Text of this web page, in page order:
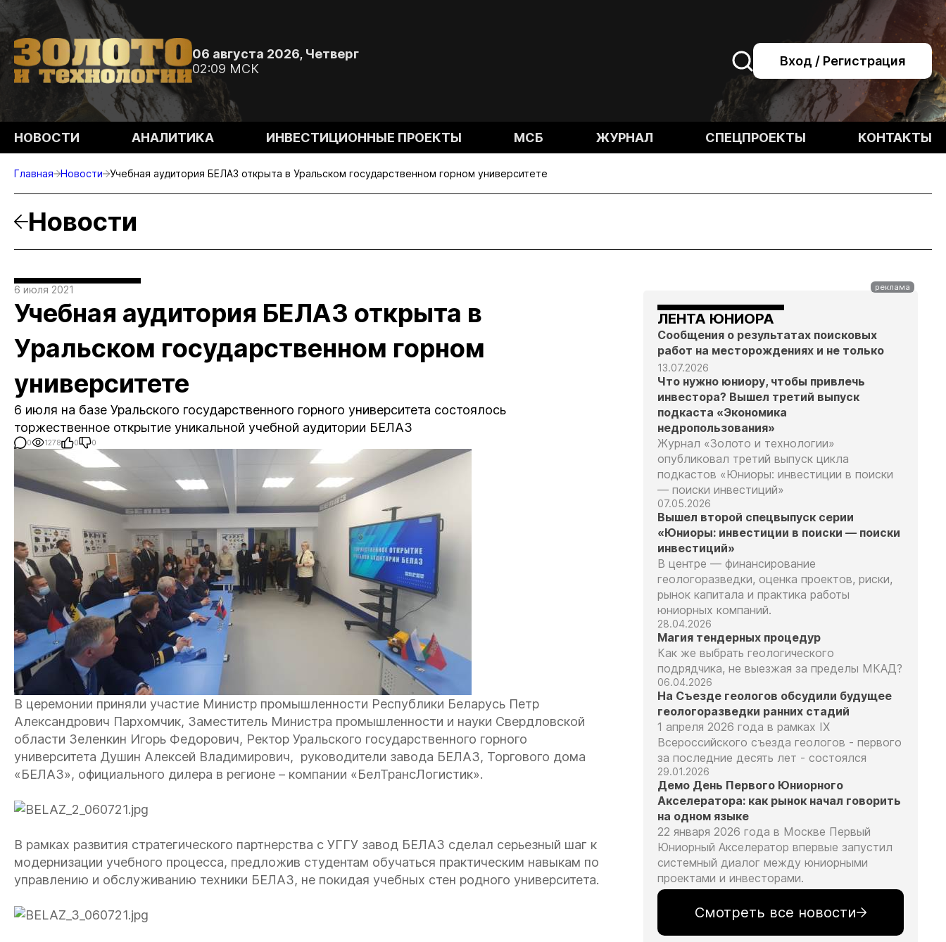
06 августа 2026, Четверг
02:09 МСК
Вход / Регистрация
НОВОСТИ АНАЛИТИКА ИНВЕСТИЦИОННЫЕ ПРОЕКТЫ МСБ ЖУРНАЛ СПЕЦПРОЕКТЫ КОНТАКТЫ
Главная Новости Учебная аудитория БЕЛАЗ открыта в Уральском государственном горном университете
Новости
6 июля 2021
Учебная аудитория БЕЛАЗ открыта в
Уральском государственном горном
университете
6 июля на базе Уральского государственного горного университета состоялось
торжественное открытие уникальной учебной аудитории БЕЛАЗ
0 1278 0 0
В церемонии приняли участие Министр промышленности Республики Беларусь Петр
Александрович Пархомчик, Заместитель Министра промышленности и науки Свердловской
области Зеленкин Игорь Федорович, Ректор Уральского государственного горного
университета Душин Алексей Владимирович, руководители завода БЕЛАЗ, Торгового дома
«БЕЛАЗ», официального дилера в регионе – компании «БелТрансЛогистик».
В рамках развития стратегического партнерства с УГГУ завод БЕЛАЗ сделал серьезный шаг к
модернизации учебного процесса, предложив студентам обучаться практическим навыкам по
управлению и обслуживанию техники БЕЛАЗ, не покидая учебных стен родного университета.
ЛЕНТА ЮНИОРА
Сообщения о результатах поисковых
работ на месторождениях и не только
13.07.2026
Что нужно юниору, чтобы привлечь
инвестора? Вышел третий выпуск
подкаста «Экономика
недропользования»
Журнал «Золото и технологии»
опубликовал третий выпуск цикла
подкастов «Юниоры: инвестиции в поиски
— поиски инвестиций»
07.05.2026
Вышел второй спецвыпуск серии
«Юниоры: инвестиции в поиски — поиски
инвестиций»
В центре — финансирование
геологоразведки, оценка проектов, риски,
рынок капитала и практика работы
юниорных компаний.
28.04.2026
Магия тендерных процедур
Как же выбрать геологического
подрядчика, не выезжая за пределы МКАД?
06.04.2026
На Съезде геологов обсудили будущее
геологоразведки ранних стадий
1 апреля 2026 года в рамках IX
Всероссийского съезда геологов - первого
за последние десять лет - состоялся
29.01.2026
Демо День Первого Юниорного
Акселератора: как рынок начал говорить
на одном языке
22 января 2026 года в Москве Первый
Юниорный Акселератор впервые запустил
системный диалог между юниорными
проектами и инвесторами.
Смотреть все новости